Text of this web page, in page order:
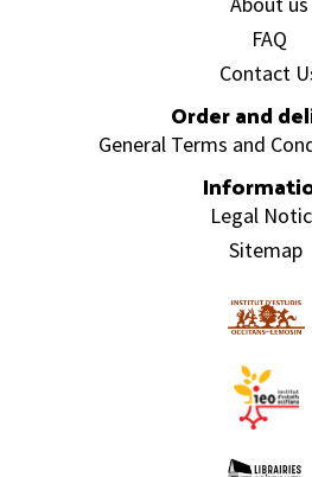
FAQ
Contact
Order and
General Terms and
Legal
Sitemap